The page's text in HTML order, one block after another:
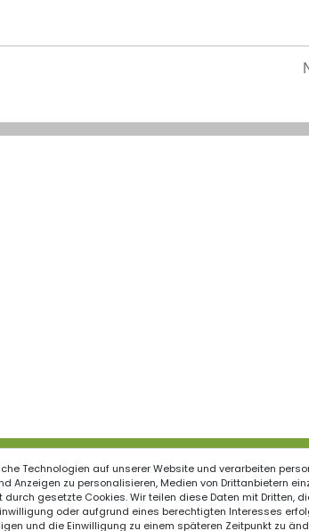
Technologien auf unserer Website und verarbeiten
Anzeigen zu personalisieren, Medien von Drittanbietern
gesetzte Cookies. Wir teilen diese Daten mit Dritten,
oder aufgrund eines berechtigten Interesses
und die Einwilligung zu einem späteren Zeitpunkt zu
Informationen
Widerrufsrecht